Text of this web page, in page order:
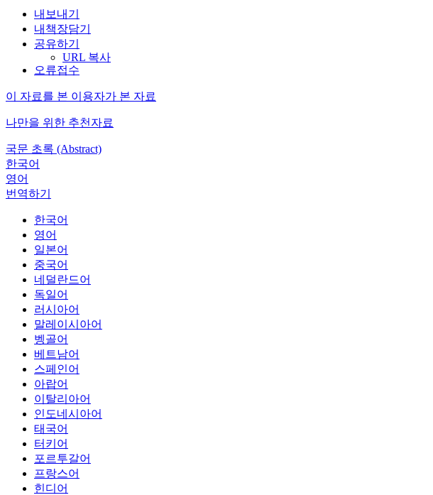
내보내기
내책장담기
공유하기
URL 복사
오류접수
이 자료를 본 이용자가 본 자료
나만을 위한 추천자료
국문 초록 (Abstract)
한국어
영어
번역하기
한국어
영어
일본어
중국어
네덜란드어
독일어
러시아어
말레이시아어
벵골어
베트남어
스페인어
아랍어
이탈리아어
인도네시아어
태국어
터키어
포르투갈어
프랑스어
힌디어